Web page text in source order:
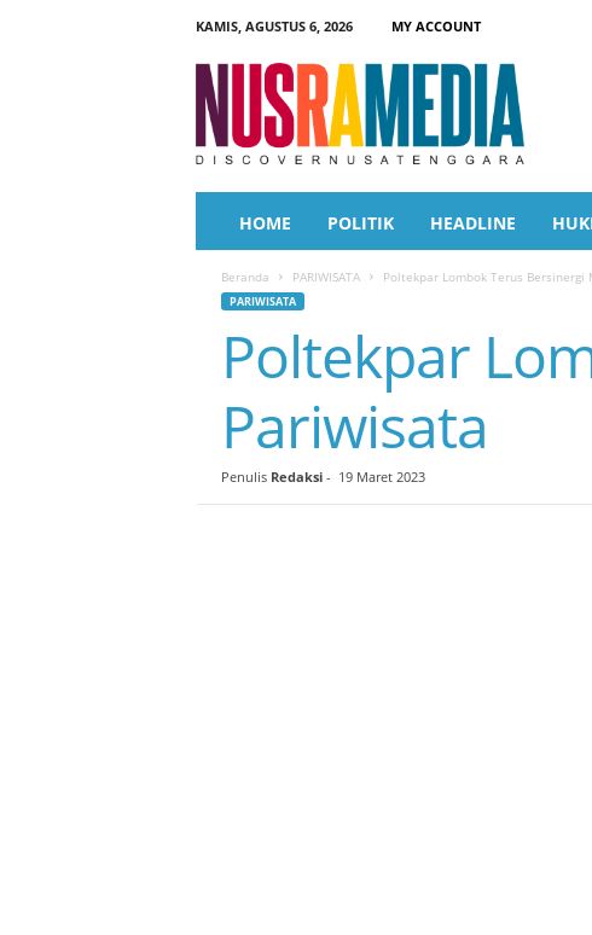
KAMIS, AGUSTUS 6, 2026
MY ACCOUNT
a
HOME POLITIK HEADLINE
Beranda PARIWISATA Poltekpar Lombok Terus Bersinergi
PARIWISATA
Poltekpar
Pariwisata
Penulis Redaksi- 19 Maret 2023